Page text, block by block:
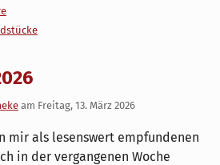
am Freitag, 13. März 2026
mir als lesenswert empfundenen
in der vergangenen Woche